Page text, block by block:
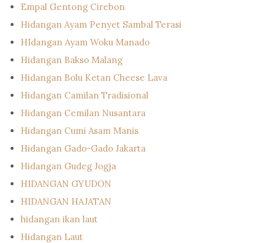
Empal Gentong Cirebon
Hidangan Ayam Penyet Sambal Terasi
HIdangan Ayam Woku Manado
Hidangan Bakso Malang
Hidangan Bolu Ketan Cheese Lava
Hidangan Camilan Tradisional
Hidangan Cemilan Nusantara
Hidangan Cumi Asam Manis
Hidangan Gado-Gado Jakarta
Hidangan Gudeg Jogja
HIDANGAN GYUDON
HIDANGAN HAJATAN
hidangan ikan laut
Hidangan Laut